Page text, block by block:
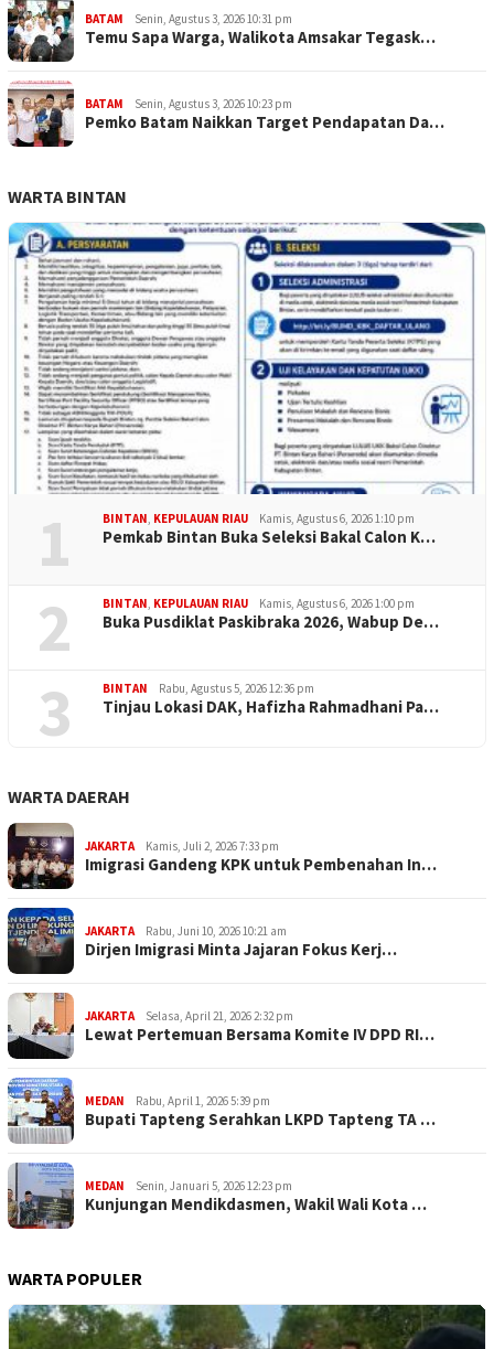
BATAM Senin, Agustus 3, 2026 10:31 pm
Temu Sapa Warga, Walikota Amsakar Tegask…
BATAM Senin, Agustus 3, 2026 10:23 pm
Pemko Batam Naikkan Target Pendapatan Da…
WARTA BINTAN
1 BINTAN, KEPULAUAN RIAU Kamis, Agustus 6, 2026 1:10 pm
Pemkab Bintan Buka Seleksi Bakal Calon K…
2 BINTAN, KEPULAUAN RIAU Kamis, Agustus 6, 2026 1:00 pm
Buka Pusdiklat Paskibraka 2026, Wabup De…
3 BINTAN Rabu, Agustus 5, 2026 12:36 pm
Tinjau Lokasi DAK, Hafizha Rahmadhani Pa…
WARTA DAERAH
JAKARTA Kamis, Juli 2, 2026 7:33 pm
Imigrasi Gandeng KPK untuk Pembenahan In…
JAKARTA Rabu, Juni 10, 2026 10:21 am
Dirjen Imigrasi Minta Jajaran Fokus Kerj…
JAKARTA Selasa, April 21, 2026 2:32 pm
Lewat Pertemuan Bersama Komite IV DPD RI…
MEDAN Rabu, April 1, 2026 5:39 pm
Bupati Tapteng Serahkan LKPD Tapteng TA …
MEDAN Senin, Januari 5, 2026 12:23 pm
Kunjungan Mendikdasmen, Wakil Wali Kota …
WARTA POPULER